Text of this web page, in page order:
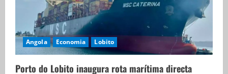
Angola Economia Lobito
Porto do Lobito inaugura rota marítima directa